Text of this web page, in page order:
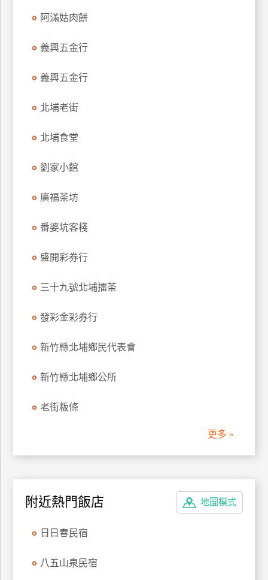
阿滿姑肉餅
義興五金行
義興五金行
北埔老街
北埔食堂
劉家小館
廣福茶坊
番婆坑客棧
盛開彩券行
三十九號北埔擂茶
發彩金彩券行
新竹縣北埔鄉民代表會
新竹縣北埔鄉公所
老街粄條
更多 »
地圖模式
附近熱門飯店
日日春民宿
八五山泉民宿